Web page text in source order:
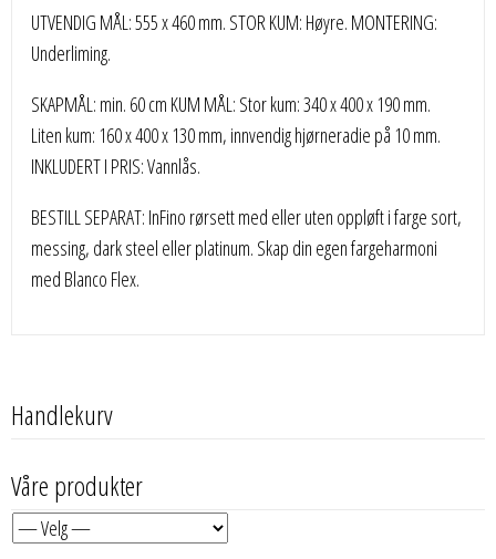
UTVENDIG MÅL: 555 x 460 mm. STOR KUM: Høyre. MONTERING:
Underliming.
SKAPMÅL: min. 60 cm KUM MÅL: Stor kum: 340 x 400 x 190 mm.
Liten kum: 160 x 400 x 130 mm, innvendig hjørneradie på 10 mm.
INKLUDERT I PRIS: Vannlås.
BESTILL SEPARAT: InFino rørsett med eller uten oppløft i farge sort,
messing, dark steel eller platinum. Skap din egen fargeharmoni
med Blanco Flex.
Handlekurv
Våre produkter